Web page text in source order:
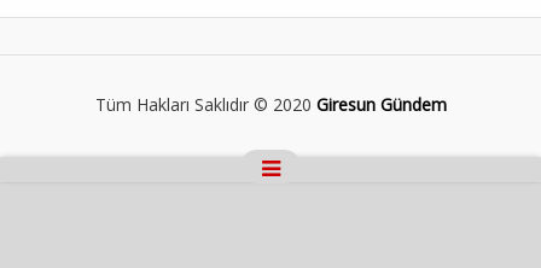
Tüm Hakları Saklıdır © 2020 Giresun Gündem